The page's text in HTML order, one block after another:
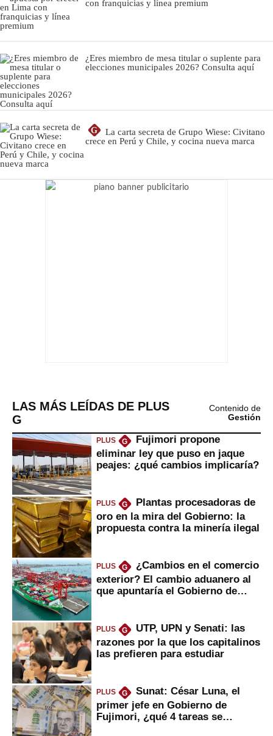
con franquicias y línea premium
¿Eres miembro de mesa titular o suplente para
elecciones municipales 2026? Consulta aquí
G
La carta secreta de Grupo Wiese: Civitano
crece en Perú y Chile, y cocina nueva marca
LAS MÁS LEÍDAS DE PLUS
G
Contenido de
Gestión
PLUS G
Fujimori propone
eliminar ley que puso en jaque
peajes: ¿qué cambios implicaría?
PLUS G
Plantas procesadoras de
oro en la mira del Gobierno: la
propuesta contra la minería ilegal
PLUS G
¿Cambios en el comercio
exterior? El cambio aduanero al
que apuntaría el Gobierno de
PLUS G
UTP, UPN y Senati: las
razones por la que los capitalinos
las prefieren para estudiar
PLUS G
Sunat: César Luna, el
primer jefe en Gobierno de
Fujimori, ¿qué 4 tareas se